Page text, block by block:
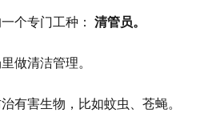
个专门工种： 清管员。
做清洁管理。
有害生物，比如蚊虫、苍蝇。